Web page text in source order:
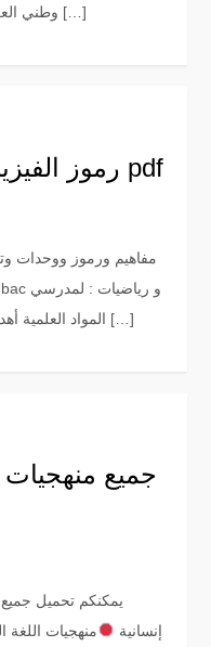
الاداب PDF وطني العربية 2024 امتحان وطني […]
رموز الفيزياء والكيمياء الثانية باك pdf
مفاهيم ورموز ووحدات
المواد العلمية أهدي لكم إضافة متميزة لمعالج النصوص […]
جميع منهجيات
يمكنكم تحميل جميع
إنسانية
منهجيات اللغة